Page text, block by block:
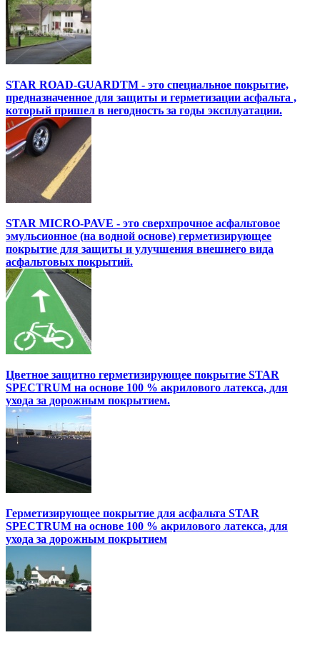
STAR ROAD-GUARDTM - это специальное покрытие,
предназначенное для защиты и герметизации асфальта ,
который пришел в негодность за годы эксплуатации.
STAR MICRO-PAVE - это сверхпрочное асфальтовое
эмульсионное (на водной основе) герметизирующее
покрытие для защиты и улучшения внешнего вида
асфальтовых покрытий.
Цветное защитно герметизирующее покрытие STAR
SPECTRUM на основе 100 % акрилового латекса, для
ухода за дорожным покрытием.
Герметизирующее покрытие для асфальта STAR
SPECTRUM на основе 100 % акрилового латекса, для
ухода за дорожным покрытием